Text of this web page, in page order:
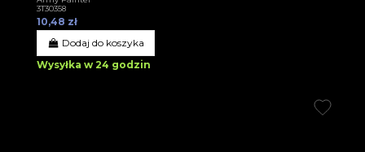
3T30358
10,48 zł
Dodaj do koszyka
Wysyłka w 24 godzin